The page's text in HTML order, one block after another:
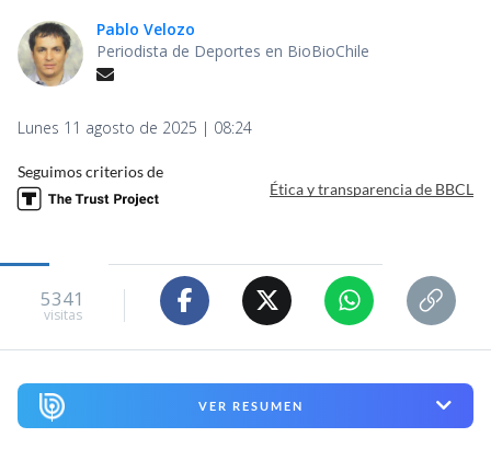
Pablo Velozo
Periodista de Deportes en BioBioChile
Lunes 11 agosto de 2025 | 08:24
Seguimos criterios de
Ética y transparencia de BBCL
5341
visitas
VER RESUMEN